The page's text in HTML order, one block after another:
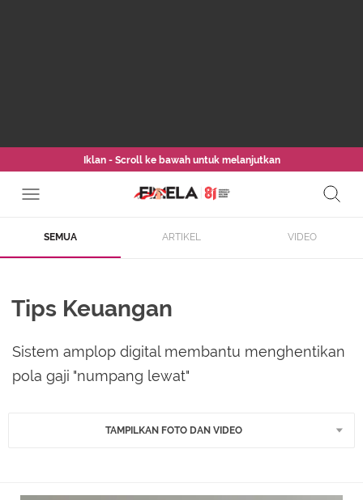
Iklan - Scroll ke bawah untuk melanjutkan
SEMUA ARTIKEL VIDEO
Tips Keuangan
Sistem amplop digital membantu menghentikan
pola gaji "numpang lewat"
TAMPILKAN FOTO DAN VIDEO